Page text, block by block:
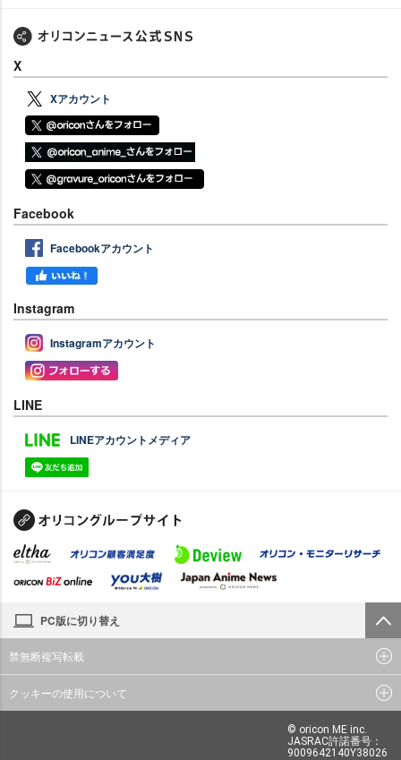
X
Xアカウント
Facebook
Facebookアカウント
Instagram
Instagramアカウント
LINE
LINEアカウントメディア
PC版に切り替え
禁無断複写転載
クッキーの使用について
© oricon ME inc.
JASRAC許諾番号：
9009642140Y38026